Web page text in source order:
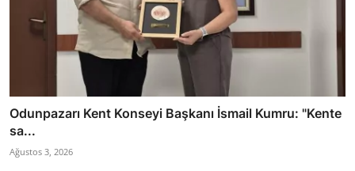
Odunpazarı Kent Konseyi Başkanı İsmail Kumru: "Kente
sa...
Ağustos 3, 2026